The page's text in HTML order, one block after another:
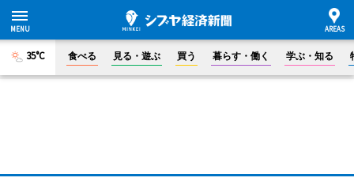
35°C 食べる 見る・遊ぶ 買う 暮らす・働く 学ぶ・知る